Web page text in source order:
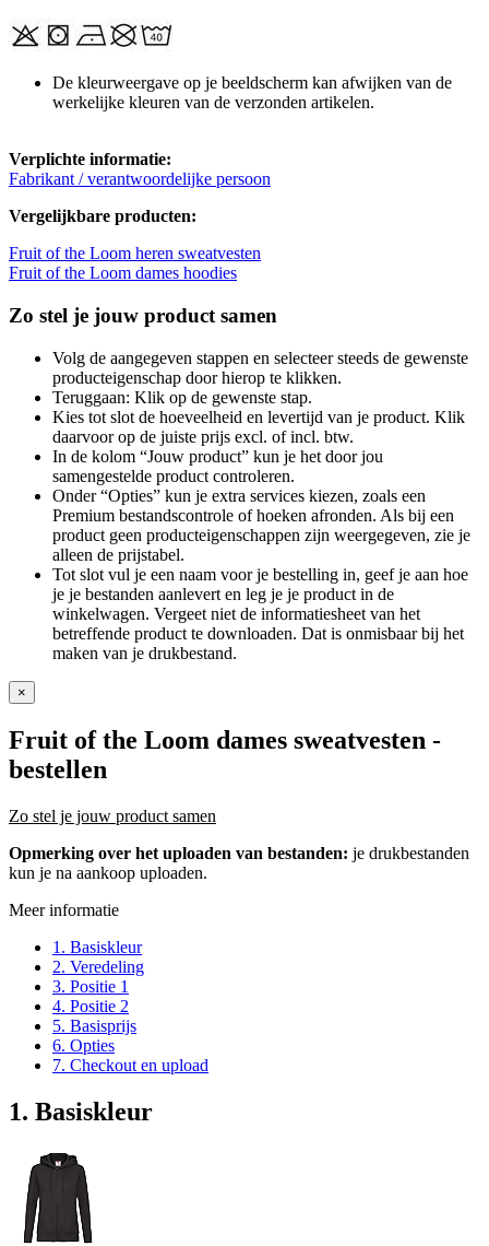
De kleurweergave op je beeldscherm kan afwijken van de
werkelijke kleuren van de verzonden artikelen.
Verplichte informatie:
Fabrikant / verantwoordelijke persoon
Vergelijkbare producten:
Fruit of the Loom heren sweatvesten
Fruit of the Loom dames hoodies
Zo stel je jouw product samen
Volg de aangegeven stappen en selecteer steeds de gewenste
producteigenschap door hierop te klikken.
Teruggaan: Klik op de gewenste stap.
Kies tot slot de hoeveelheid en levertijd van je product. Klik
daarvoor op de juiste prijs excl. of incl. btw.
In de kolom “Jouw product” kun je het door jou
samengestelde product controleren.
Onder “Opties” kun je extra services kiezen, zoals een
Premium bestandscontrole of hoeken afronden. Als bij een
product geen producteigenschappen zijn weergegeven, zie je
alleen de prijstabel.
Tot slot vul je een naam voor je bestelling in, geef je aan hoe
je je bestanden aanlevert en leg je je product in de
winkelwagen. Vergeet niet de informatiesheet van het
betreffende product te downloaden. Dat is onmisbaar bij het
maken van je drukbestand.
×
Fruit of the Loom dames sweatvesten -
bestellen
Zo stel je jouw product samen
Opmerking over het uploaden van bestanden: je drukbestanden
kun je na aankoop uploaden.
Meer informatie
1. Basiskleur
2. Veredeling
3. Positie 1
4. Positie 2
5. Basisprijs
6. Opties
7. Checkout en upload
1. Basiskleur